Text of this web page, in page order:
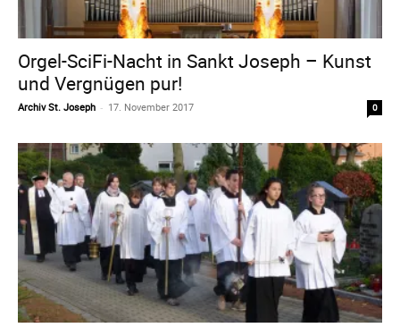
Orgel-SciFi-Nacht in Sankt Joseph – Kunst
und Vergnügen pur!
Archiv St. Joseph - 17. November 2017 0